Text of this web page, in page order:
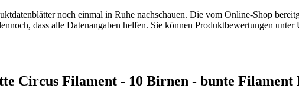
noch einmal in Ruhe nachschauen. Die vom Online-Shop
dass alle Datenangaben helfen. Sie können Produktbewertungen
Circus Filament - 10 Birnen - bunte Filament